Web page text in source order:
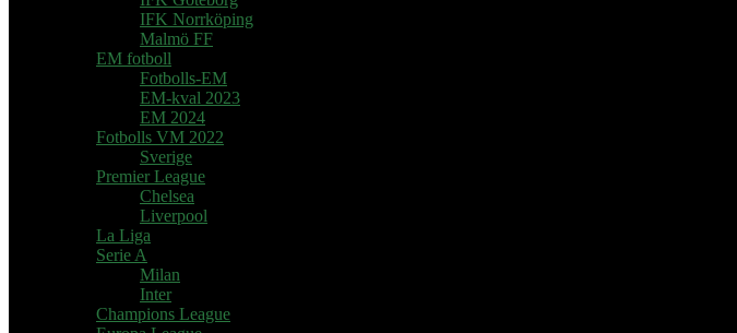
IFK Norrköping
Malmö FF
EM fotboll
Fotbolls-EM
EM-kval 2023
EM 2024
Fotbolls VM 2022
Sverige
Premier League
Chelsea
Liverpool
La Liga
Serie A
Milan
Inter
Champions League